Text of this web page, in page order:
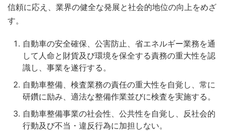
信頼に応え、業界の健全な発展と社会的地位の向上をめざ
す。
自動車の安全確保、公害防止、省エネルギー業務を通
して人命と財貨及び環境を保全する責務の重大性を認
識し、事業を遂行する。
自動車整備、検査業務の責任の重大性を自覚し、常に
研鑽に励み、適法な整備作業並びに検査を実施する。
自動車整備事業の社会性、公共性を自覚し、反社会的
行動及び不当・違反行為に加担しない。